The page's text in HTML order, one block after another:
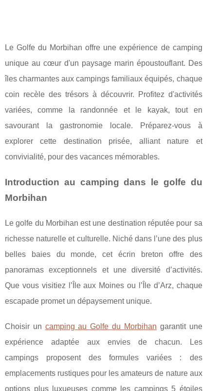
Le Golfe du Morbihan offre une expérience de camping
unique au cœur d'un paysage marin époustouflant. Des
îles charmantes aux campings familiaux équipés, chaque
coin recèle des trésors à découvrir. Profitez d'activités
variées, comme la randonnée et le kayak, tout en
savourant la gastronomie locale. Préparez-vous à
explorer cette destination prisée, alliant nature et
convivialité, pour des vacances mémorables.
Introduction au camping dans le golfe du
Morbihan
Le golfe du Morbihan est une destination réputée pour sa
richesse naturelle et culturelle. Niché dans l’une des plus
belles baies du monde, cet écrin breton offre des
panoramas exceptionnels et une diversité d’activités.
Que vous visitiez l’Île aux Moines ou l’Île d’Arz, chaque
escapade promet un dépaysement unique.
Choisir un camping au Golfe du Morbihan garantit une
expérience adaptée aux envies de chacun. Les
campings proposent des formules variées : des
emplacements rustiques pour les amateurs de nature aux
options plus luxueuses comme les campings 5 étoiles